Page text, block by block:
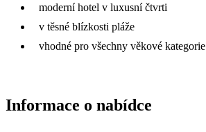
moderní hotel v luxusní čtvrti
v těsné blízkosti pláže
vhodné pro všechny věkové kategorie
Informace o nabídce